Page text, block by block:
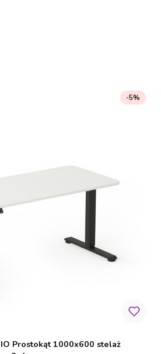
Prostokąt 1000x600 stelaż
-5%